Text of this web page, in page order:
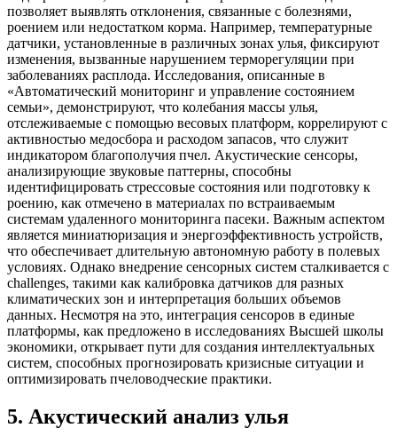
позволяет выявлять отклонения, связанные с болезнями,
роением или недостатком корма. Например, температурные
датчики, установленные в различных зонах улья, фиксируют
изменения, вызванные нарушением терморегуляции при
заболеваниях расплода. Исследования, описанные в
«Автоматический мониторинг и управление состоянием
семьи», демонстрируют, что колебания массы улья,
отслеживаемые с помощью весовых платформ, коррелируют с
активностью медосбора и расходом запасов, что служит
индикатором благополучия пчел. Акустические сенсоры,
анализирующие звуковые паттерны, способны
идентифицировать стрессовые состояния или подготовку к
роению, как отмечено в материалах по встраиваемым
системам удаленного мониторинга пасеки. Важным аспектом
является миниатюризация и энергоэффективность устройств,
что обеспечивает длительную автономную работу в полевых
условиях. Однако внедрение сенсорных систем сталкивается с
challenges, такими как калибровка датчиков для разных
климатических зон и интерпретация больших объемов
данных. Несмотря на это, интеграция сенсоров в единые
платформы, как предложено в исследованиях Высшей школы
экономики, открывает пути для создания интеллектуальных
систем, способных прогнозировать кризисные ситуации и
оптимизировать пчеловодческие практики.
5. Акустический анализ улья